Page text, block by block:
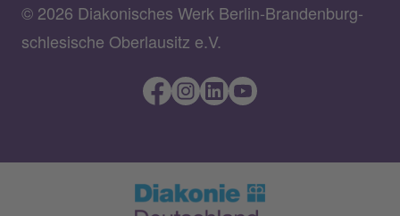
© 2026 Diakonisches Werk Berlin-Brandenburg-
schlesische Oberlausitz e.V.